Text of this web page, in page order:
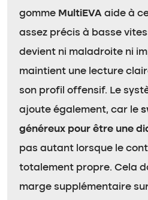
gomme MultiEVA aide à
assez précis à basse
devient ni maladroite ni
maintient une lecture
son profil offensif. Le
ajoute également, car le
généreux pour être une
pas autant lorsque le
totalement propre. Cela
marge supplémentaire